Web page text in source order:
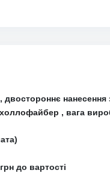
нанесення
холлофайбер , вага
до вартості